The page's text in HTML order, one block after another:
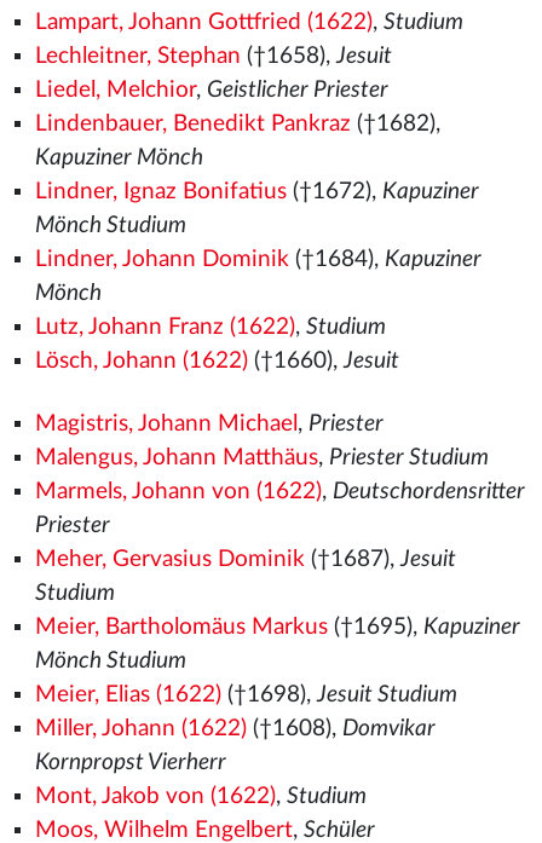
Lampart, Johann Gottfried (1622), Studium
Lechleitner, Stephan (†1658),Jesuit
Liedel, Melchior, Geistlicher Priester
Lindenbauer, Benedikt Pankraz (†1682),
Kapuziner Mönch
Lindner, Ignaz Bonifatius(†1672), Kapuziner
Mönch Studium
Lindner, Johann Dominik(†1684), Kapuziner
Mönch
Lutz, Johann Franz (1622), Studium
Lösch, Johann (1622)(†1660),Jesuit
Magistris, Johann Michael , Priester
Malengus, Johann Matthäus, Priester Studium
Marmels, Johann von (1622), Deutschordensritter
Priester
Meher, Gervasius Dominik(†1687),Jesuit
Studium
Meier, Bartholomäus Markus(†1695), Kapuziner
Mönch Studium
Meier, Elias (1622)(†1698),Jesuit Studium
Miller, Johann (1622)(†1608), Domvikar
Kornpropst Vierherr
Mont, Jakob von (1622), Studium
Moos, Wilhelm Engelbert, Schüler